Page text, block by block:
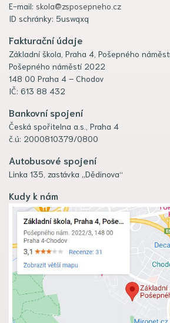
E-mail: skola@zsposepneho.cz
ID schránky: 5uswqxq
Fakturační údaje
Základní škola, Praha 4, Pošepného
Pošepného náměstí 2022
148 00 Praha 4 – Chodov
IČ: 613 88 432
Bankovní spojení
Česká spořitelna a.s., Praha 4
č.ú: 2000810379/0800
Autobusové spojení
Linka 135, zastávka „Dědinova“
Kudy k nám